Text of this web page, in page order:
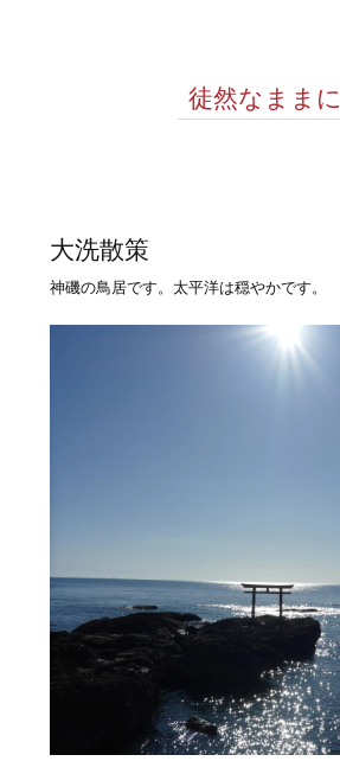
徒然なままに
大洗散策
神磯の鳥居です。太平洋は穏やかです。